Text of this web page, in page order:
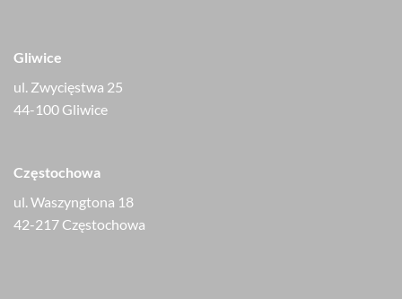
Gliwice
ul. Zwycięstwa 25
44-100 Gliwice
Częstochowa
ul. Waszyngtona 18
42-217 Częstochowa